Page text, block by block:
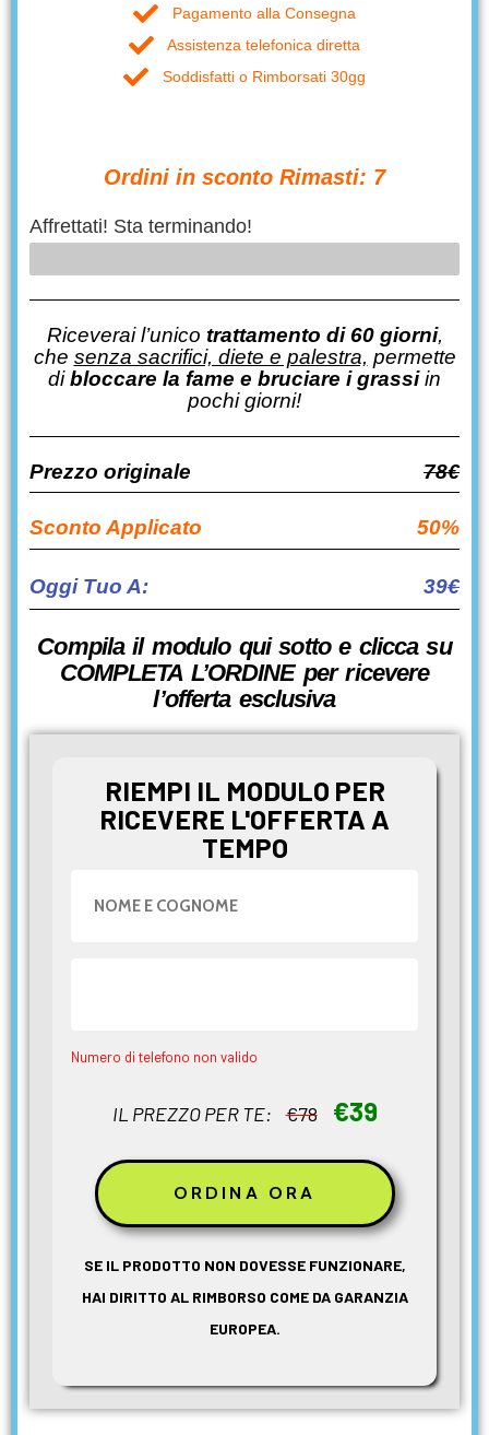
Pagamento alla Consegna
Assistenza telefonica diretta
Soddisfatti o Rimborsati 30gg
Ordini in sconto Rimasti: 7
Affrettati! Sta terminando!
Riceverai l’unico trattamento di 60 giorni,
che senza sacrifici, diete e palestra, permette
dibloccare la fame e bruciare i grassiin
pochi giorni!
Prezzo originale 78€
Sconto Applicato 50%
Oggi Tuo A: 39€
Compila il modulo qui sotto e clicca su
COMPLETA L’ORDINE per ricevere
l’offerta esclusiva
RIEMPI IL MODULO PER
RICEVERE L'OFFERTA A
TEMPO
Numero di telefono non valido
IL PREZZO PER TE: €78 €39
SE IL PRODOTTO NON DOVESSE FUNZIONARE,
HAI DIRITTO AL RIMBORSO COME DA GARANZIA
EUROPEA.